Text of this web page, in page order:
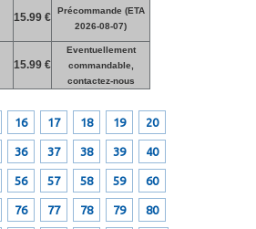
15.99 €
Précommande (ETA
2026-08-07)
15.99 €
Eventuellement
commandable,
contactez-nous
16 17 18 19 20
36 37 38 39 40
56 57 58 59 60
76 77 78 79 80